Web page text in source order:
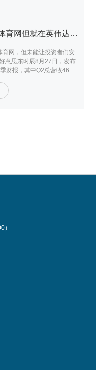
尊龙体育网但就在英伟达不吝代价辅助中国商场份额的要道节点-尊龙凯龙时官网进入网页
育网，但未能让投资者们安
意思东时辰8月27日，发布
财报，其中Q2总营收467
能的数据中心Q2营收为411
，同比增长56.4%，略低于
）